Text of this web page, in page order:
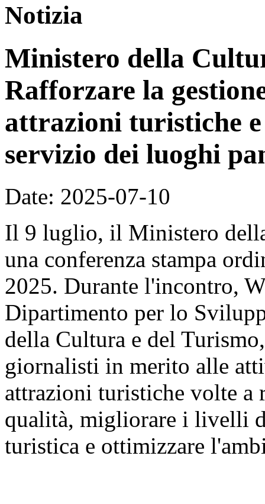
Notizia
Ministero della
Rafforzare la
attrazioni turistiche
servizio dei luoghi
Date: 2025-07-10
Il 9 luglio, il Ministero
una conferenza stampa
2025. Durante l'incontro,
Dipartimento per lo
della Cultura e del
giornalisti in merito alle
attrazioni turistiche volte a
qualità, migliorare i livelli
turistica e ottimizzare